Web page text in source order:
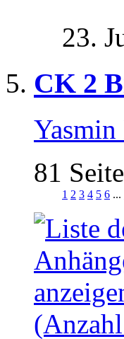
23.
CK 2
81
1 2 3 4 5 6 ...